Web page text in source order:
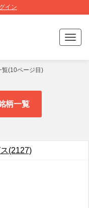
イン
T
o
g
覧(10ページ目)
柄一覧
(2127)